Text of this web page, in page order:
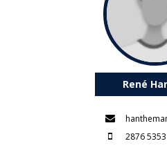
René
2876 5353